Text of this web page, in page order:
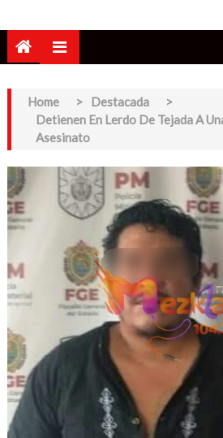
Home > Destacada
>
Detienen En Lerdo De Tejada A
Asesinato